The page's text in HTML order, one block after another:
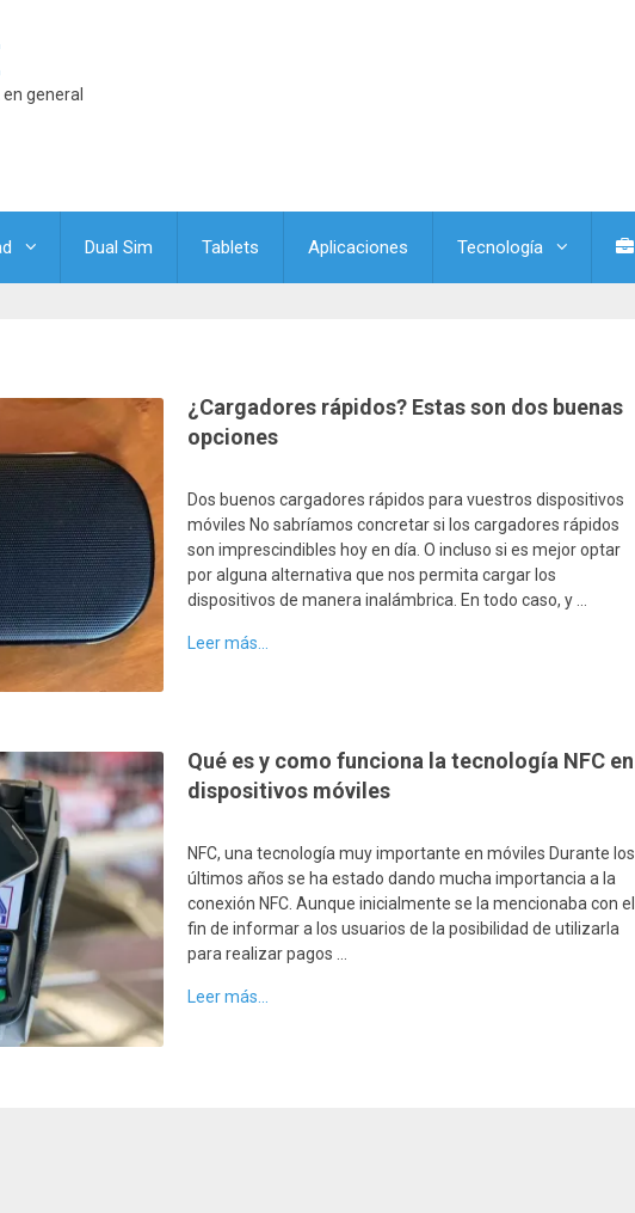
general
Dual Sim Tablets Aplicaciones Tecnología
¿Cargadores rápidos? Estas son dos buenas
opciones
Dos buenos cargadores rápidos para vuestros dispositivos
móviles No sabríamos concretar si los cargadores rápidos
son imprescindibles hoy en día. O incluso si es mejor optar
por alguna alternativa que nos permita cargar los
dispositivos de manera inalámbrica. En todo caso, y …
Leer más...
Qué es y como funciona la tecnología NFC en
dispositivos móviles
NFC, una tecnología muy importante en móviles Durante los
últimos años se ha estado dando mucha importancia a la
conexión NFC. Aunque inicialmente se la mencionaba con el
fin de informar a los usuarios de la posibilidad de utilizarla
para realizar pagos …
Leer más...